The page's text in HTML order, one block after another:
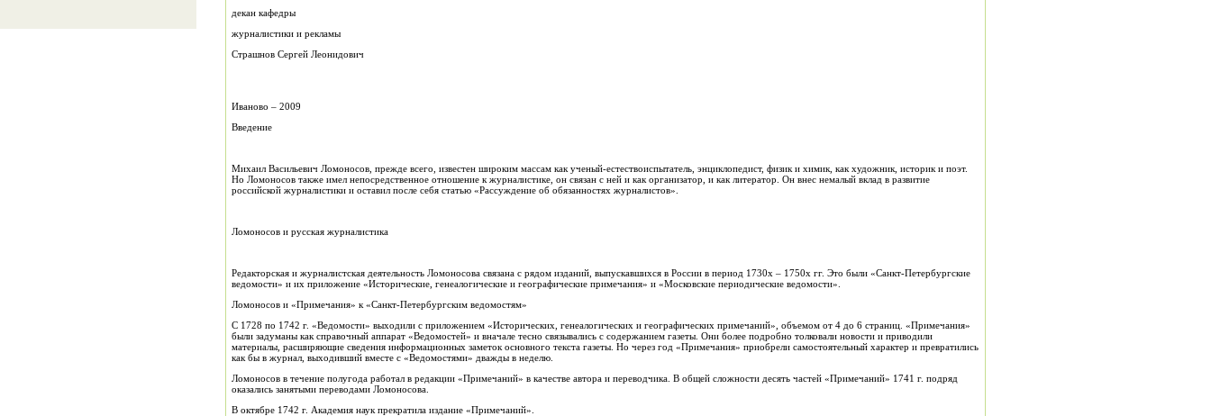
декан кафедры
журналистики и рекламы
Страшнов Сергей Леонидович
Иваново – 2009
Введение
Михаил Васильевич Ломоносов, прежде всего, известен широким массам как ученый-естествоиспытатель, энциклопедист, физик и химик, как художник, историк и поэт.
Но Ломоносов также имел непосредственное отношение к журналистике, он связан с ней и как организатор, и как литератор. Он внес немалый вклад в развитие
российской журналистики и оставил после себя статью «Рассуждение об обязанностях журналистов».
Ломоносов и русская журналистика
Редакторская и журналистская деятельность Ломоносова связана с рядом изданий, выпускавшихся в России в период 1730х – 1750х гг. Это были «Санкт-Петербургские
ведомости» и их приложение «Исторические, генеалогические и географические примечания» и «Московские периодические ведомости».
Ломоносов и «Примечания» к «Санкт-Петербургским ведомостям»
С 1728 по 1742 г. «Ведомости» выходили с приложением «Исторических, генеалогических и географических примечаний», объемом от 4 до 6 страниц. «Примечания»
были задуманы как справочный аппарат «Ведомостей» и вначале тесно связывались с содержанием газеты. Они более подробно толковали новости и приводили
материалы, расширяющие сведения информационных заметок основного текста газеты. Но через год «Примечания» приобрели самостоятельный характер и превратились
как бы в журнал, выходивший вместе с «Ведомостями» дважды в неделю.
Ломоносов в течение полугода работал в редакции «Примечаний» в качестве автора и переводчика. В общей сложности десять частей «Примечаний» 1741 г. подряд
оказались занятыми переводами Ломоносова.
В октябре 1742 г. Академия наук прекратила издание «Примечаний».